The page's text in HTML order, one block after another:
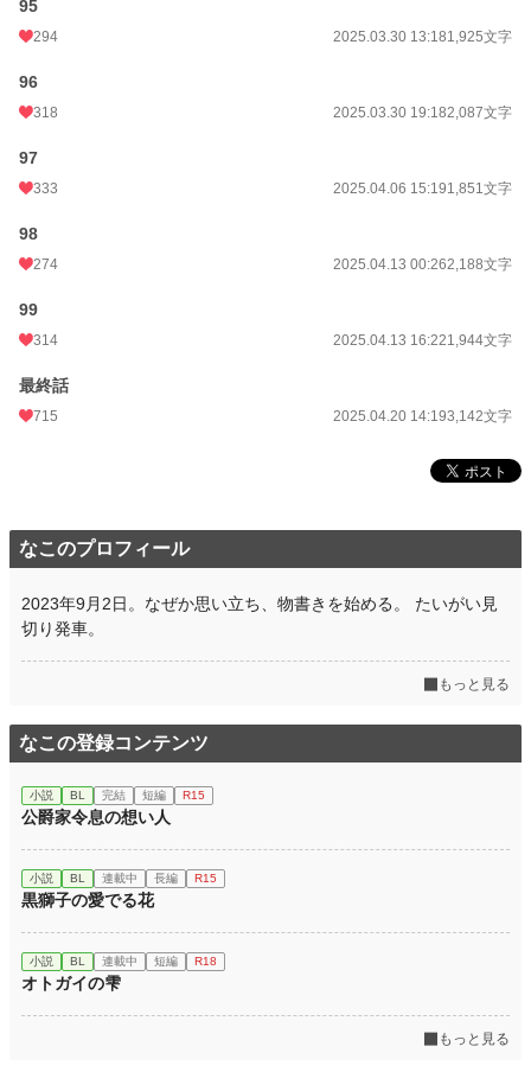
95
294 2025.03.30 13:181,925文字
96
318 2025.03.30 19:182,087文字
97
333 2025.04.06 15:191,851文字
98
274 2025.04.13 00:262,188文字
99
314 2025.04.13 16:221,944文字
最終話
715 2025.04.20 14:193,142文字
なこのプロフィール
2023年9月2日。なぜか思い立ち、物書きを始める。 たいがい見
切り発車。
もっと見る
なこの登録コンテンツ
小説 BL 完結 短編 R15
公爵家令息の想い人
小説 BL 連載中 長編 R15
黒獅子の愛でる花
小説 BL 連載中 短編 R18
オトガイの雫
もっと見る